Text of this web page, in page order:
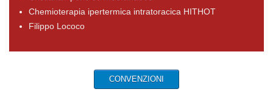
Chemioterapia ipertermica intratoracica HITHOT
Filippo Lococo
CONVENZIONI